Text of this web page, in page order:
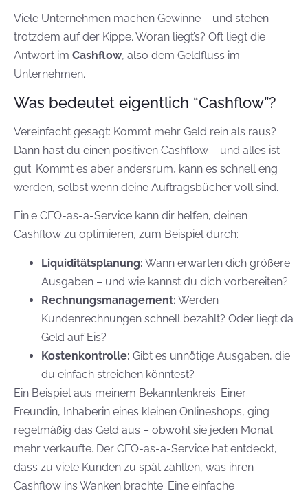
Viele Unternehmen machen Gewinne – und stehen
trotzdem auf der Kippe. Woran liegt’s? Oft liegt die
Antwort im Cashflow, also dem Geldfluss im
Unternehmen.
Was bedeutet eigentlich “Cashflow”?
Vereinfacht gesagt: Kommt mehr Geld rein als raus?
Dann hast du einen positiven Cashflow – und alles ist
gut. Kommt es aber andersrum, kann es schnell eng
werden, selbst wenn deine Auftragsbücher voll sind.
Ein:e CFO-as-a-Service kann dir helfen, deinen
Cashflow zu optimieren, zum Beispiel durch:
Liquiditätsplanung: Wann erwarten dich größere
Ausgaben – und wie kannst du dich vorbereiten?
Rechnungsmanagement: Werden
Kundenrechnungen schnell bezahlt? Oder liegt da
Geld auf Eis?
Kostenkontrolle: Gibt es unnötige Ausgaben, die
du einfach streichen könntest?
Ein Beispiel aus meinem Bekanntenkreis: Einer
Freundin, Inhaberin eines kleinen Onlineshops, ging
regelmäßig das Geld aus – obwohl sie jeden Monat
mehr verkaufte. Der CFO-as-a-Service hat entdeckt,
dass zu viele Kunden zu spät zahlten, was ihren
Cashflow ins Wanken brachte. Eine einfache